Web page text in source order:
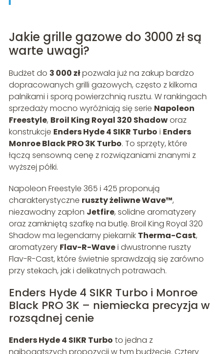
Jakie grille gazowe do 3000 zł są
warte uwagi?
Budżet do 3 000 złpozwala już na zakup bardzo
dopracowanych grilli gazowych, często z kilkoma
palnikami i sporą powierzchnią rusztu. W rankingach
sprzedaży mocno wyróżniają się serie Napoleon
Freestyle, Broil King Royal 320 Shadoworaz
konstrukcje Enders Hyde 4 SIKR Turbo i Enders
Monroe Black PRO 3K Turbo. To sprzęty, które
łączą sensowną cenę z rozwiązaniami znanymi z
wyższej półki.
Napoleon Freestyle 365 i 425 proponują
charakterystyczne ruszty żeliwne Wave™,
niezawodny zapłon Jetfire, solidne aromatyzery
oraz zamkniętą szafkę na butlę. Broil King Royal 320
Shadow ma legendarny piekarnik Therma-Cast,
aromatyzery Flav-R-Wavei dwustronne ruszty
Flav-R-Cast, które świetnie sprawdzają się zarówno
przy stekach, jak i delikatnych potrawach.
Enders Hyde 4 SIKR Turbo i Monroe
Black PRO 3K – niemiecka precyzja w
rozsądnej cenie
Enders Hyde 4 SIKR Turbo to jedna z
najbogatszych propozycji w tym budżecie. Cztery